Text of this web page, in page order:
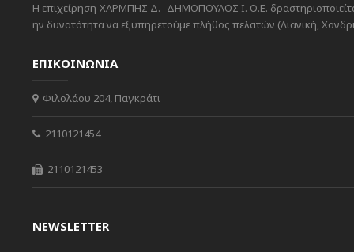
Η επιχείρηση ΧΑΡΜΠΗΣ Δ. -ΔΗΜΟΠΟΥΛΟΣ Ι. Ο.Ε.
ην δυνατότητα να εξυπηρετούμε πλήθος πελατών (Λιανική,
ΕΠΙΚΟΙΝΩΝΙΑ
Φιλολάου 204, Παγκράτι
2110121454
2110121453
NEWSLETTER